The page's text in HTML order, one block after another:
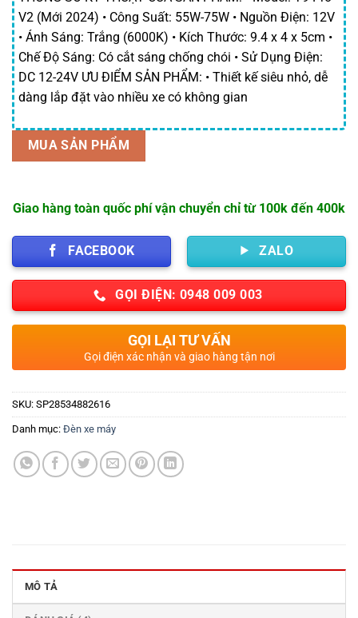
290,000 ₫.là:
261,000 ₫.
V2 (Mới 2024) • Công Suất: 55W-75W • Nguồn Điện: 12V
• Ánh Sáng: Trắng (6000K) • Kích Thước: 9.4 x 4 x 5cm •
Chế Độ Sáng: Có cắt sáng chống chói • Sử Dụng Điện:
DC 12-24V ƯU ĐIỂM SẢN PHẨM: • Thiết kế siêu nhỏ, dễ
dàng lắp đặt vào nhiều xe có không gian
MUA SẢN PHẨM
Giao hàng toàn quốc phí vận chuyển chỉ từ 100k đến 400k
FACEBOOK ZALO
GỌI ĐIỆN: 0948 009 003
GỌI LẠI TƯ VẤN
Gọi điện xác nhận và giao hàng tận nơi
SKU: SP28534882616
Danh mục: Đèn xe máy
MÔ TẢ